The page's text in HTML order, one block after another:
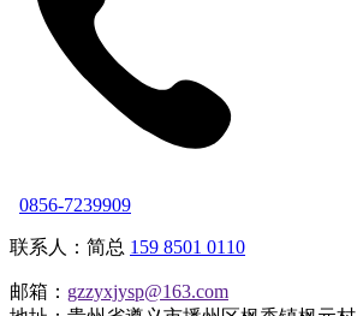
0856-7239909
联系人：简总 159 8501 0110
邮箱： gzzyxjysp@163.com